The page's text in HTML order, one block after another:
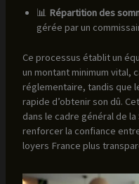
📊 Répartition des
gérée par un
Ce processus établit un
un montant minimum vital,
réglementaire, tandis que
rapide d’obtenir son dû.
dans le cadre général de
renforcer la confiance
loyers France plus